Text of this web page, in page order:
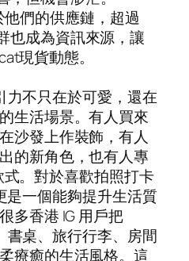
們的供應鏈，超過
也成為資訊來源，讓
現貨動態。
力不只在於可愛，還在
生活場景。有人買來
沙發上作裝飾，有人
的新角色，也有人專
。對於喜歡拍照打卡
是一個能夠提升生活質
多香港 IG 用戶把
書桌、旅行行李、房間
療癒的生活風格。這